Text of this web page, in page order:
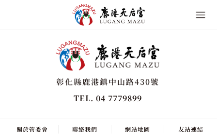
彰化縣鹿港鎮中山路430號
TEL. 04 7779899
關於管委會 聯絡我們 網站地圖 友站連結